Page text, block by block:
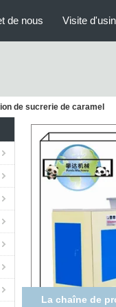
de nous Visite
de sucrerie de caramel
La chaîne de